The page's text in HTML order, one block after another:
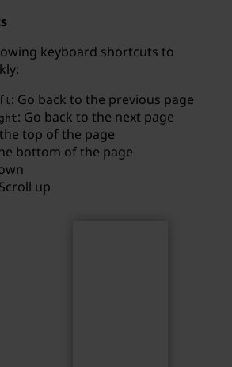
keyboard shortcuts to
: Go back to the previous page
: Go back to the next page
top of the page
bottom of the page
up